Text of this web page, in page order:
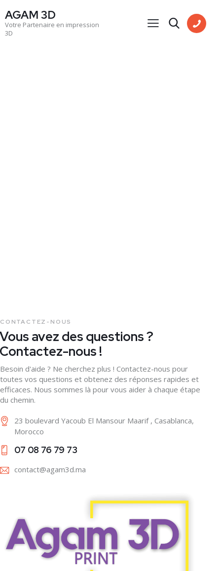
AGAM 3D
Votre Partenaire en impression
3D
CONTACTEZ-NOUS
Vous avez des questions ?
Contactez-nous !
Besoin d'aide ? Ne cherchez plus ! Contactez-nous pour
toutes vos questions et obtenez des réponses rapides et
efficaces. Nous sommes là pour vous aider à chaque étape
du chemin.
23 boulevard Yacoub El Mansour Maarif , Casablanca,
Morocco
07 08 76 79 73
contact@agam3d.ma